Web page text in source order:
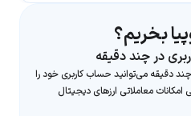
بخریم؟
در چند دقیقه
دقیقه می‌توانید حساب کاربری خود را
امکانات معاملاتی ارزهای دیجیتال